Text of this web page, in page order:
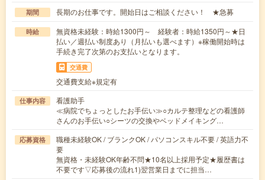
期間 長期のお仕事です。開始日はご相談ください！ ★急募
時給
無資格未経験：時給1300円～ 経験者：時給1350円～★日
払い／週払い制度あり（月払いも選べます）※稼働開始時は
手続き完了次第のお支払いとなります。
交通費
交通費支給※規定有
仕事内容
看護助手
≪病院でちょっとしたお手伝い≫○カルテ整理などの看護師
さんのお手伝い○シーツの交換やベッドメイキング…
応募資格
職種未経験OK / ブランクOK / パソコンスキル不要 / 英語力不
要
無資格・未経験OK年齢不問★10名以上採用予定★履歴書は
不要です▽応募後の流れ1)翌営業日までに担当…